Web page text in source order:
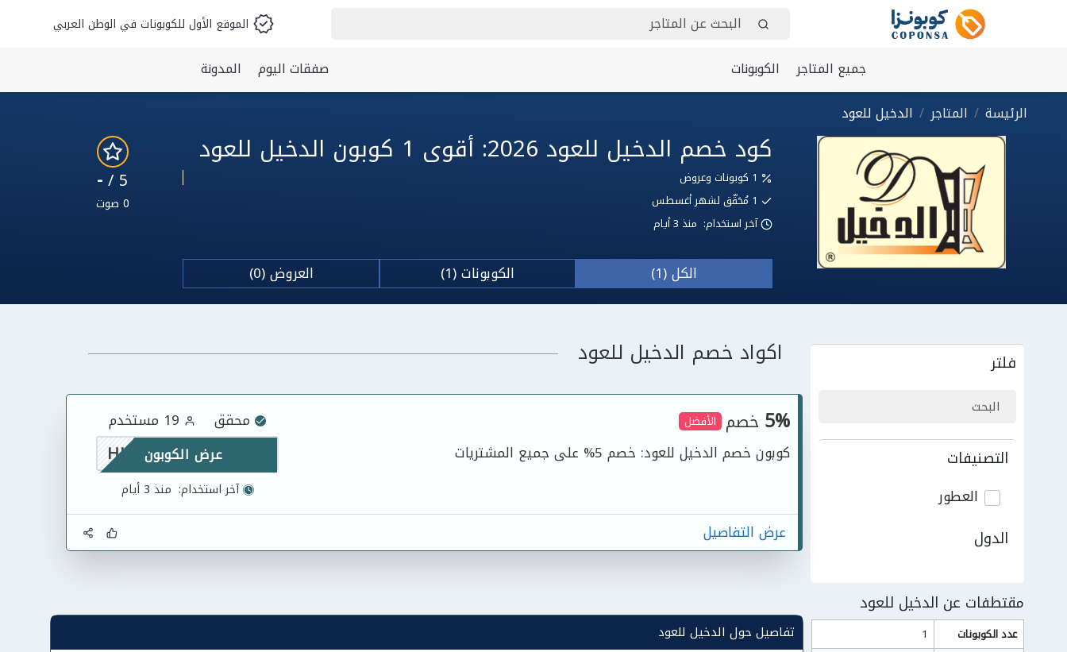
الموقع الأول للكوبونات في الوطن العربي
جميع المتاجر الكوبونات صفقات اليوم
المدونة
الرئيسة
المتاجر الدخيل للعود
كود خصم الدخيل للعود 2026: أقوى 1 كوبون الدخيل للعود
مُحَقّق لشهر أغسطس
آخر استخدام: منذ 3 أيام
الكل (1) الكوبونات (1) العروض (0)
5 /
-
0 صوت
فلتر
التصنيفات
العطور
الدول
مقتطفات عن الدخيل للعود
عدد الكوبونات
1
اكواد خصم الدخيل للعود
5% خصم الأفضل محقق
كوبون خصم الدخيل للعود: خصم 5% على جميع المشتريات
HH10عرض الكوبون
آخر استخدام: منذ 3 أيام
عرض التفاصيل
تفاصيل حول الدخيل للعود